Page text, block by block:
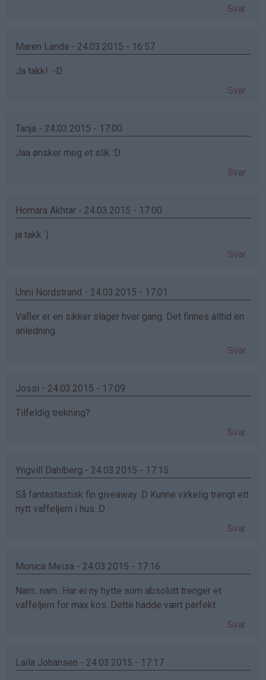
Svar
Maren Landa - 24.03.2015 - 16:57
Ja takk! :-D
Svar
Tanja - 24.03.2015 - 17:00
Jaa ønsker meg et slik :D
Svar
Homara Akhtar - 24.03.2015 - 17:00
ja takk :)
Svar
Unni Nordstrand - 24.03.2015 - 17:01
Vafler er en sikker slager hver gang. Det finnes alltid en
anledning.
Svar
Jossi - 24.03.2015 - 17:09
Tilfeldig trekning?
Svar
Yngvill Dahlberg - 24.03.2015 - 17:15
Så fantastastisk fin giveaway :D Kunne virkelig trengt ett
nytt vaffeljern i hus :D
Svar
Monica Meisa - 24.03.2015 - 17:16
Nam...nam...Har ei ny hytte som absolutt trenger et
vaffeljern for max kos. Dette hadde vært perfekt
Svar
Laila Johansen - 24.03.2015 - 17:17